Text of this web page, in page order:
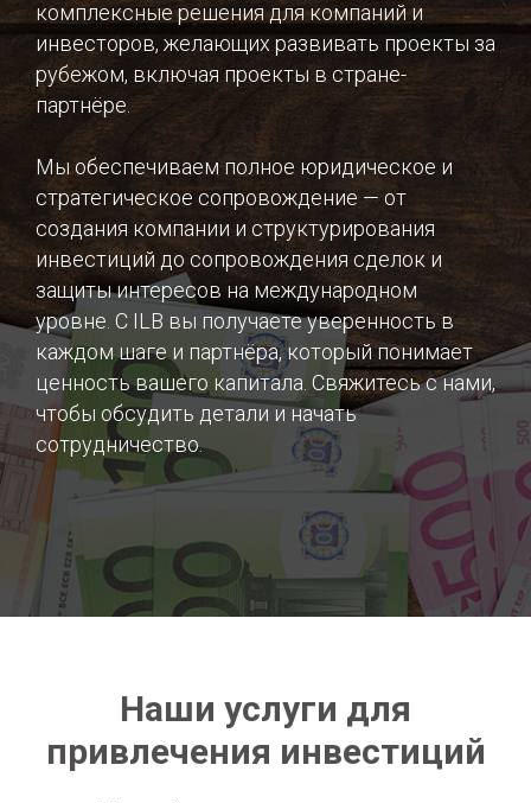
комплексные решения для компаний и
инвесторов, желающих развивать проекты за
рубежом, включая проекты в стране-
партнёре.
Мы обеспечиваем полное юридическое и
стратегическое сопровождение — от
создания компании и структурирования
инвестиций до сопровождения сделок и
защиты интересов на международном
уровне. С ILB вы получаете уверенность в
каждом шаге и партнёра, который понимает
ценность вашего капитала. Свяжитесь с нами,
чтобы обсудить детали и начать
сотрудничество.
Наши услуги для
привлечения инвестиций